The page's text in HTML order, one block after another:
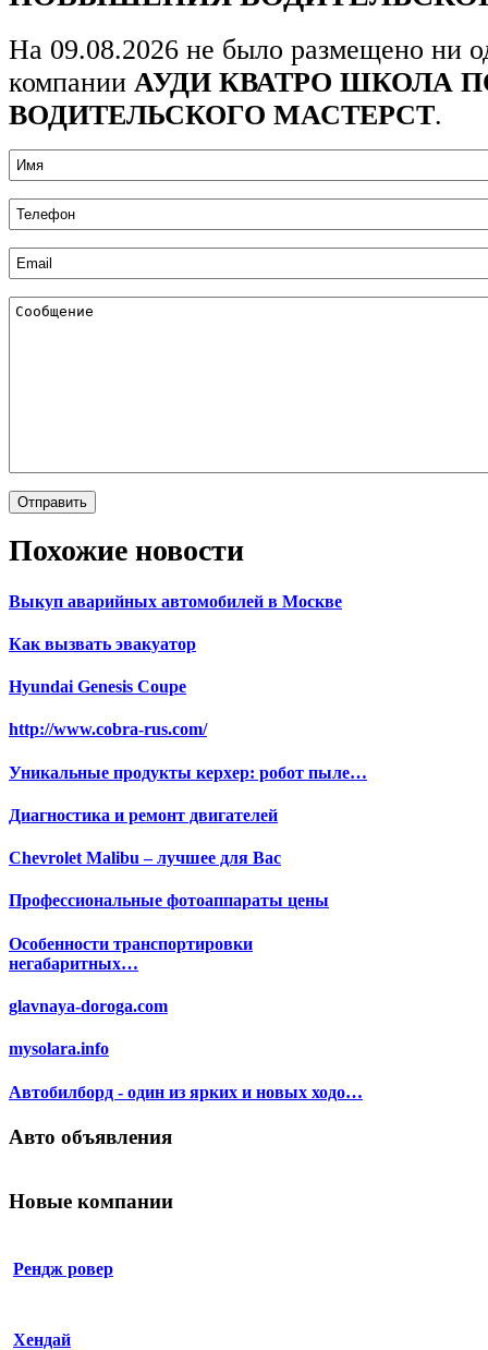
На 09.08.2026 не было размещено ни
компании АУДИ КВАТРО ШКОЛА
ВОДИТЕЛЬСКОГО МАСТЕРСТ.
Похожие новости
Выкуп аварийных автомобилей в Москве
Как вызвать эвакуатор
Hyundai Genesis Coupe
http://www.cobra-rus.com/
Уникальные продукты керхер: робот пыле…
Диагностика и ремонт двигателей
Chevrolet Malibu – лучшее для Вас
Профессиональные фотоаппараты цены
Особенности транспортировки
негабаритных…
glavnaya-doroga.com
mysolara.info
Автобилборд - один из ярких и новых ходо…
Авто объявления
Новые компании
Рендж ровер
Хендай